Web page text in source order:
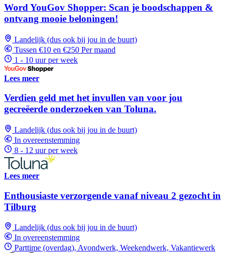
Word YouGov Shopper: Scan je boodschappen &
ontvang mooie beloningen!
Landelijk (dus ook bij jou in de buurt)
Tussen €10 en €250 Per maand
1 - 10 uur per week
Lees meer
Verdien geld met het invullen van voor jou
gecreëerde onderzoeken van Toluna.
Landelijk (dus ook bij jou in de buurt)
In overeenstemming
8 - 12 uur per week
Lees meer
Enthousiaste verzorgende vanaf niveau 2 gezocht in
Tilburg
Landelijk (dus ook bij jou in de buurt)
In overeenstemming
Parttime (overdag), Avondwerk, Weekendwerk, Vakantiewerk